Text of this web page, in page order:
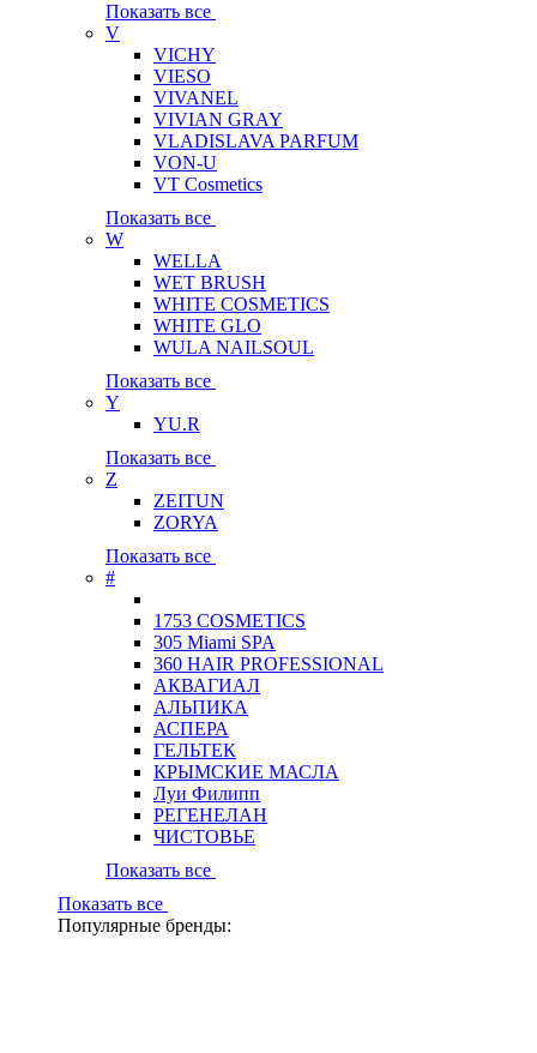
Показать все
V
VICHY
VIESO
VIVANEL
VIVIAN GRAY
VLADISLAVA PARFUM
VON-U
VT Cosmetics
Показать все
W
WELLA
WET BRUSH
WHITE COSMETICS
WHITE GLO
WULA NAILSOUL
Показать все
Y
YU.R
Показать все
Z
ZEITUN
ZORYA
Показать все
#
1753 COSMETICS
305 Miami SPA
360 HAIR PROFESSIONAL
АКВАГИАЛ
АЛЬПИКА
АСПЕРА
ГЕЛЬТЕК
КРЫМСКИЕ МАСЛА
Луи Филипп
РЕГЕНЕЛАН
ЧИСТОВЬЕ
Показать все
Показать все
Популярные бренды: